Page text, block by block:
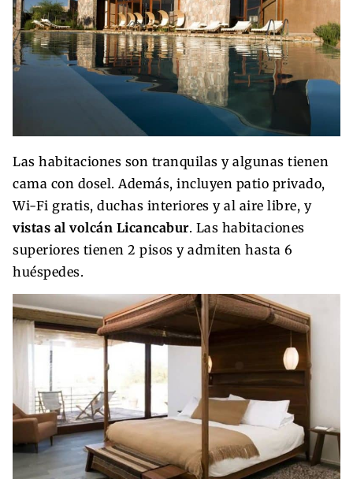
Las habitaciones son tranquilas y algunas tienen
cama con dosel. Además, incluyen patio privado,
Wi-Fi gratis, duchas interiores y al aire libre, y
vistas al volcán Licancabur. Las habitaciones
superiores tienen 2 pisos y admiten hasta 6
huéspedes.